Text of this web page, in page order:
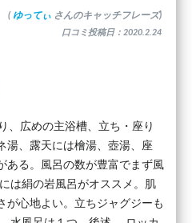
( ゆってぃ さんのキャッチフレーズ)
口コミ投稿日：2020.2.24
、広めの主浴槽、立ち・座り
湯、露天には檜湯、壺湯、座
ある。風呂の数が豊富でまず風
は絹の岩風呂がオススメ。肌
が心地よい。立ちジャグジーも